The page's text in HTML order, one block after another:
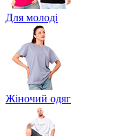
Для молоді
Жіночий одяг